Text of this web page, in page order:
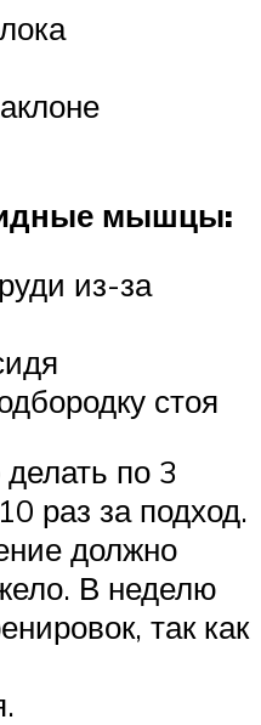
мышцы:
из-за
стоя
по 3
раз за подход.
должно
В неделю
так как